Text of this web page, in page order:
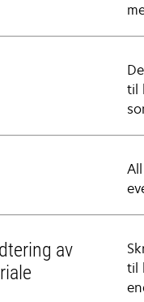
til
av
til